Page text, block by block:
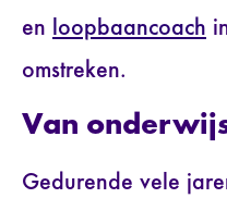
en loopbaancoach
omstreken.
Van
Gedurende vele